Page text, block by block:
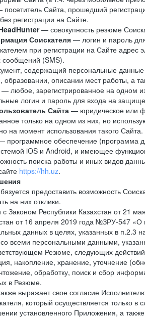
Сайта, прошедший
регистрации на Сайте.
— совокупность резюме
Соискателя — логин и пароль
при регистрации на Сайте
сообщений (SMS).
содержащий персональные
образовании, описании мест работы, а
— любое, зарегистрированное на одном
логин и пароль для входа на
Сайта — юридическое или
только на одном из них, но
на момент использования такого Сайта.
программное обеспечение (программа
iOS и Android, и имеющее
поиска работы и иных видов
https://hh.uz.
предоставить возможность
на них отклики.
с Законом Республики Казахстан от
от 16 апреля 2019 года №ЗРУ-547
данных в целях, указанных в
всеми персональными данными,
Резюме, следующих
накопление, хранение, уточнение
обработку, поиск и сбор
в Резюме.
выражает свое согласие
который осуществляется только
установленного Приложения, а